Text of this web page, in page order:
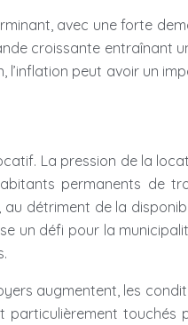
avec une forte
croissante entraînant
l’inflation peut avoir un
La pression de la
permanents de
détriment de la
un défi pour la
augmentent, les
particulièrement touchés